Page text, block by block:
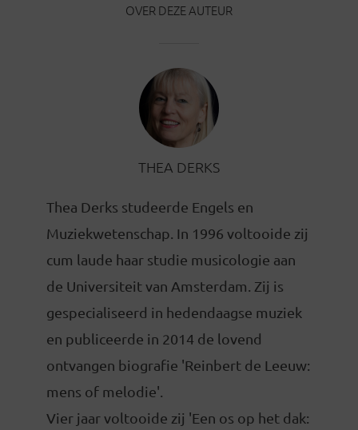
OVER DEZE AUTEUR
THEA DERKS
Thea Derks studeerde Engels en
Muziekwetenschap. In 1996 voltooide zij
cum laude haar studie musicologie aan
de Universiteit van Amsterdam. Zij is
gespecialiseerd in hedendaagse muziek
en publiceerde in 2014 de lovend
ontvangen biografie 'Reinbert de Leeuw:
mens of melodie'.
Vier jaar voltooide zij 'Een os op het dak: